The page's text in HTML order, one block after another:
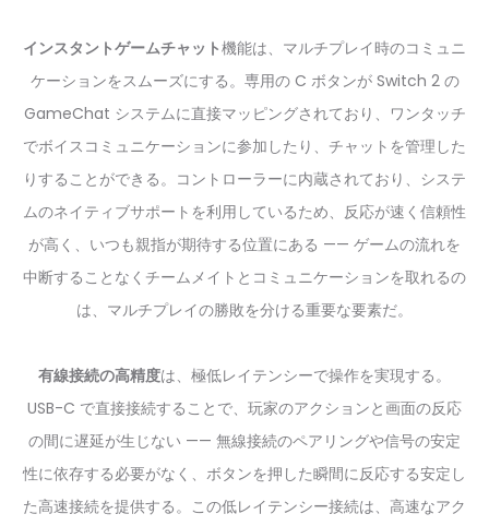
インスタントゲームチャット機能は、マルチプレイ時のコミュニ
ケーションをスムーズにする。専用の C ボタンが Switch 2 の
GameChat システムに直接マッピングされており、ワンタッチ
でボイスコミュニケーションに参加したり、チャットを管理した
りすることができる。コントローラーに内蔵されており、システ
ムのネイティブサポートを利用しているため、反応が速く信頼性
が高く、いつも親指が期待する位置にある —— ゲームの流れを
中断することなくチームメイトとコミュニケーションを取れるの
は、マルチプレイの勝敗を分ける重要な要素だ。
有線接続の高精度は、極低レイテンシーで操作を実現する。
USB-C で直接接続することで、玩家のアクションと画面の反応
の間に遅延が生じない —— 無線接続のペアリングや信号の安定
性に依存する必要がなく、ボタンを押した瞬間に反応する安定し
た高速接続を提供する。この低レイテンシー接続は、高速なアク